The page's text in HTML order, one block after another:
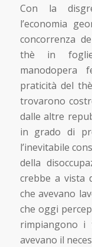
Con la
l’economia
concorrenza
thè in foglie
manodopera
praticità del
trovarono
dalle altre
in grado di
l’inevitabile
della
crebbe a vista
che avevano
che oggi
rimpiangono i
avevano il